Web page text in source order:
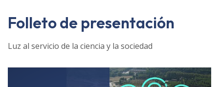
Folleto de presentación
Luz al servicio de la ciencia y la sociedad